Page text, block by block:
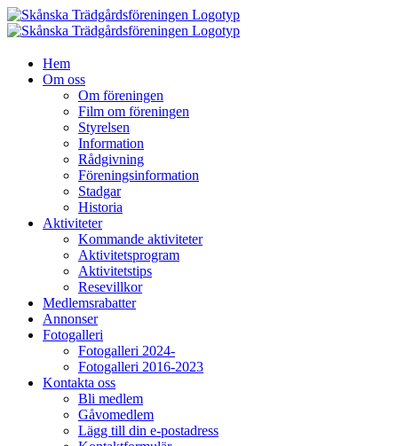
Fortsätt
till
Hem
Om oss
Om föreningen
Film om föreningen
Styrelsen
Information
Rådgivning
Föreningsinformation
Stadgar
Historia
Aktiviteter
Kommande aktiviteter
Aktivitetsprogram
Aktivitetstips
Resevillkor
Medlemsrabatter
Annonser
Fotogalleri
Fotogalleri 2024-
Fotogalleri 2016-2023
Kontakta oss
Bli medlem
Gåvomedlem
Lägg till din e-postadress